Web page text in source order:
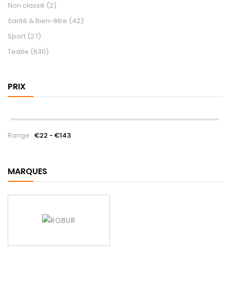
Non classé (2)
Santé & Bien-être (42)
Sport (27)
Textile (630)
PRIX
Range : €22 - €143
MARQUES